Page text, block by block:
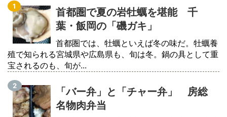
首都圏で夏の岩牡蠣を堪能 千
葉・飯岡の「磯ガキ」
首都圏では、牡蠣といえば冬の味だ。牡蠣養
殖で知られる宮城県や広島県も、旬は冬。鍋の具として重
宝されるのも、旬が...
「バー弁」と「チャー弁」 房総
名物肉弁当